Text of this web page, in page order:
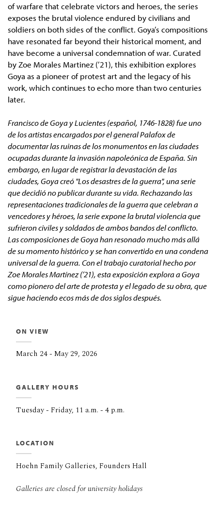
of warfare that celebrate victors and heroes, the series
exposes the brutal violence endured by civilians and
soldiers on both sides of the conflict. Goya’s compositions
have resonated far beyond their historical moment, and
have become a universal condemnation of war. Curated
by Zoe Morales Martinez (’21), this exhibition explores
Goya as a pioneer of protest art and the legacy of his
work, which continues to echo more than two centuries
later.
Francisco de Goya y Lucientes (español, 1746-1828) fue uno
de los artistas encargados por el general Palafox de
documentar las ruinas de los monumentos en las ciudades
ocupadas durante la invasión napoleónica de España. Sin
embargo, en lugar de registrar la devastación de las
ciudades, Goya creó "Los desastres de la guerra", una serie
que decidió no publicar durante su vida. Rechazando las
representaciones tradicionales de la guerra que celebran a
vencedores y héroes, la serie expone la brutal violencia que
sufrieron civiles y soldados de ambos bandos del conflicto.
Las composiciones de Goya han resonado mucho más allá
de su momento histórico y se han convertido en una condena
universal de la guerra. Con el trabajo curatorial hecho por
Zoe Morales Martínez (‘21), esta exposición explora a Goya
como pionero del arte de protesta y el legado de su obra, que
sigue haciendo ecos más de dos siglos después.
ON VIEW
March 24 - May 29, 2026
GALLERY HOURS
Tuesday - Friday, 11 a.m. - 4 p.m.
LOCATION
Hoehn Family Galleries, Founders Hall
Galleries are closed for university holidays